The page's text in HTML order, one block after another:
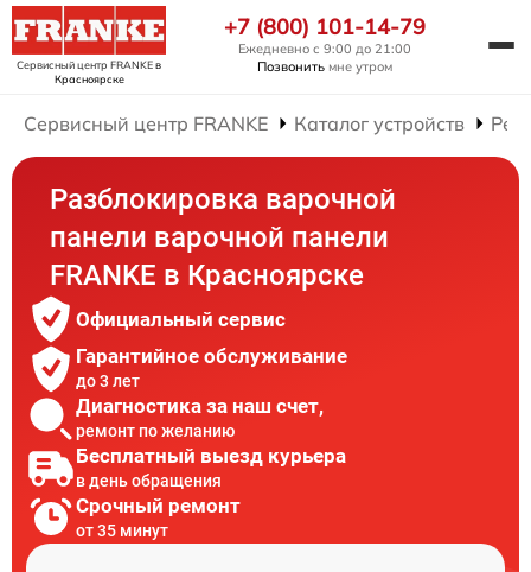
Сервисный центр FRANKEв
Красноярске
+7 (800) 101-14-79
Ежедневно с 9:00 до 21:00
Позвонить мне утром
Сервисный центр FRANKE Каталог устройств
Разблокировка варочной
панели варочной панели
FRANKE в Красноярске
Официальный сервис
Гарантийное обслуживание
до 3 лет
Диагностика за наш счет,
ремонт по желанию
Бесплатный выезд курьера
в день обращения
Срочный ремонт
от 35 минут